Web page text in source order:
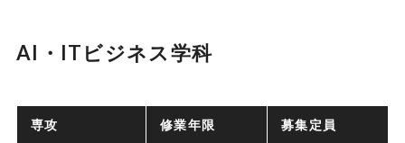
AI・ITビジネス学科
専攻 修業年限 募集定員